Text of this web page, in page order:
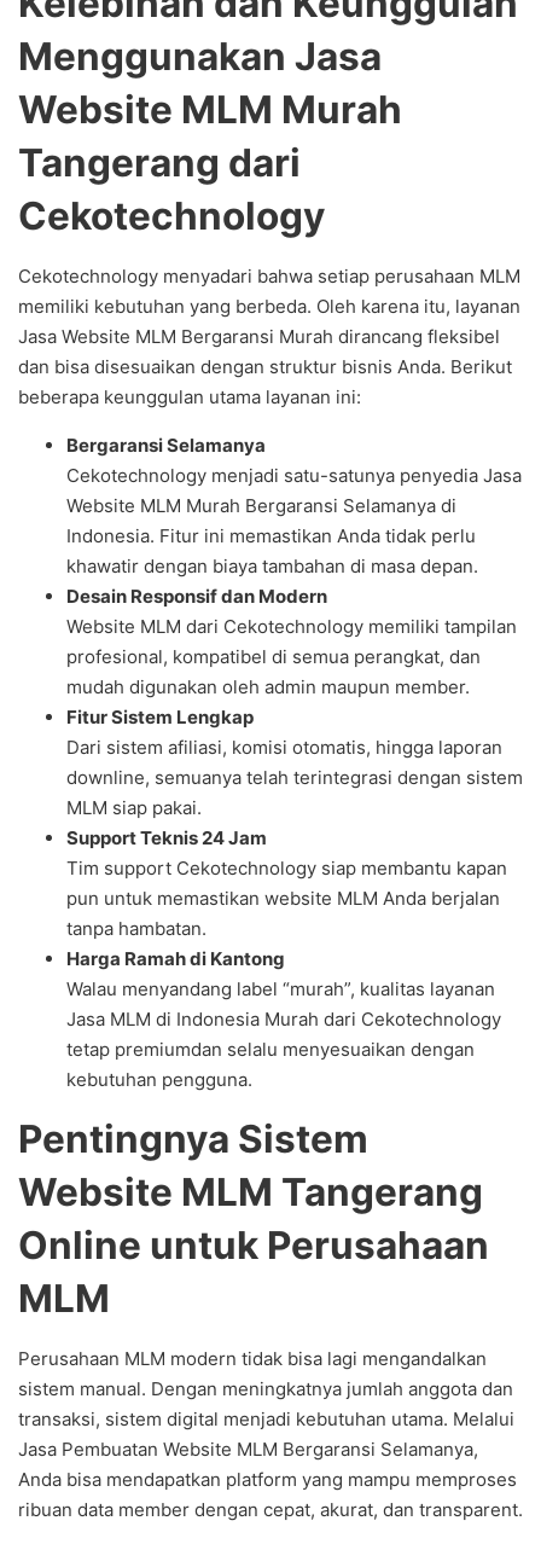
Menggunakan Jasa
Website MLM Murah
Tangerang dari
Cekotechnology
Cekotechnology menyadari bahwa setiap perusahaan MLM
memiliki kebutuhan yang berbeda. Oleh karena itu, layanan
Jasa Website MLM Bergaransi Murah dirancang fleksibel
dan bisa disesuaikan dengan struktur bisnis Anda. Berikut
beberapa keunggulan utama layanan ini:
Bergaransi Selamanya
Cekotechnology menjadi satu-satunya penyedia Jasa
Website MLM Murah Bergaransi Selamanya di
Indonesia. Fitur ini memastikan Anda tidak perlu
khawatir dengan biaya tambahan di masa depan.
Desain Responsif dan Modern
Website MLM dari Cekotechnology memiliki tampilan
profesional, kompatibel di semua perangkat, dan
mudah digunakan oleh admin maupun member.
Fitur Sistem Lengkap
Dari sistem afiliasi, komisi otomatis, hingga laporan
downline, semuanya telah terintegrasi dengan sistem
MLM siap pakai.
Support Teknis 24 Jam
Tim support Cekotechnology siap membantu kapan
pun untuk memastikan website MLM Anda berjalan
tanpa hambatan.
Harga Ramah di Kantong
Walau menyandang label “murah”, kualitas layanan
Jasa MLM di Indonesia Murah dari Cekotechnology
tetap premiumdan selalu menyesuaikan dengan
kebutuhan pengguna.
Pentingnya Sistem
Website MLM Tangerang
Online untuk Perusahaan
MLM
Perusahaan MLM modern tidak bisa lagi mengandalkan
sistem manual. Dengan meningkatnya jumlah anggota dan
transaksi, sistem digital menjadi kebutuhan utama. Melalui
Jasa Pembuatan Website MLM Bergaransi Selamanya,
Anda bisa mendapatkan platform yang mampu memproses
ribuan data member dengan cepat, akurat, dan transparent.